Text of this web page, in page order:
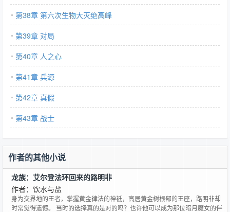
第38章 第六次生物大灭绝高峰
第39章 对局
第40章 人之心
第41章 兵源
第42章 真假
第43章 战士
作者的其他小说
龙族：艾尔登法环回来的路明非
作者：饮水与盐
身为交界地的王者，掌握黄金律法的神祗，高居黄金树根部的王座，路明非却
时常觉得遗憾。 当时的选择真的是对的吗？也许他可以成为那位暗月魔女的伴